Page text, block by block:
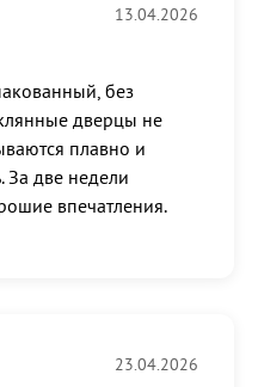
13.04.2026
без
дверцы не
плавно и
За две недели
впечатления.
23.04.2026